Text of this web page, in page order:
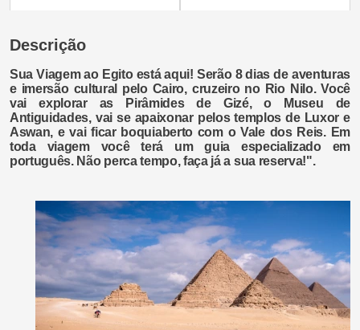
Descrição
Sua Viagem ao Egito está aqui! Serão 8 dias de aventuras
e imersão cultural pelo Cairo, cruzeiro no Rio Nilo. Você
vai explorar as
Pirâmides de Gizé, o Museu de
Antiguidades, vai se apaixonar pelostemplos de Luxor e
Aswan, e vai ficar boquiaberto com oVale dos Reis. Em
toda viagem você terá um guia especializado em
português. Não perca tempo, faça já a sua reserva!".